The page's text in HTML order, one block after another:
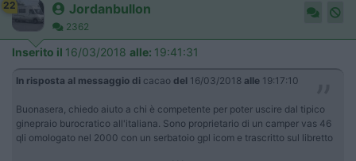
22 Jordanbullon
2362
Inserito il 16/03/2018 alle: 19:41:31
In risposta al messaggio di cacao del 16/03/2018 alle 19:17:10
Buonasera, chiedo aiuto a chi è competente per poter uscire dal tipico
ginepraio burocratico all'italiana. Sono proprietario di un camper vas 46
qli omologato nel 2000 con un serbatoio gpl icom e trascritto sul libretto
...